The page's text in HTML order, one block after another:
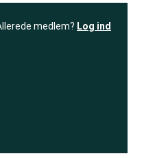
medlem? Log ind